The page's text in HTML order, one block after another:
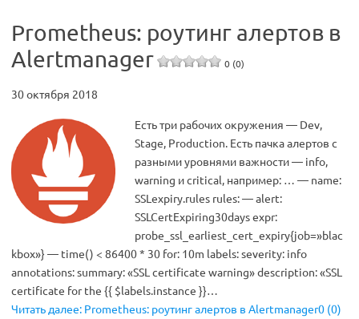
Prometheus: роутинг алертов в
Alertmanager
0 (0)
30 октября 2018
Есть три рабочих окружения — Dev,
Stage, Production. Есть пачка алертов с
разными уровнями важности — info,
warning и critical, например: … — name:
SSLexpiry.rules rules: — alert:
SSLCertExpiring30days expr:
probe_ssl_earliest_cert_expiry{job=»blac
kbox»} — time() < 86400 * 30 for: 10m labels: severity: info
annotations: summary: «SSL certificate warning» description: «SSL
certificate for the {{ $labels.instance }}…
Читать далее: Prometheus: роутинг алертов в Alertmanager0 (0)